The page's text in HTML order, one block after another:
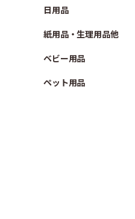
日用品
紙用品・生理用品他
ベビー用品
ペット用品